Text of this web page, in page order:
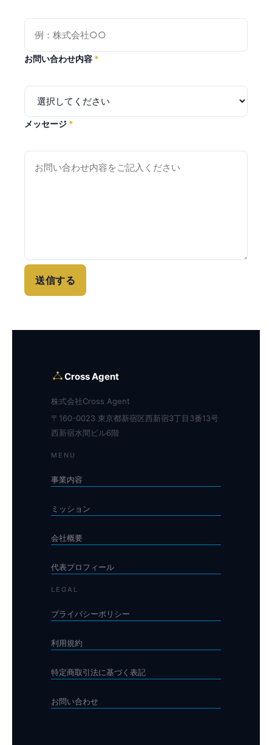
お問い合わせ内容 *
メッセージ *
送信する
Cross Agent
株式会社Cross Agent
〒160-0023 東京都新宿区西新宿3丁目3番13号
西新宿水間ビル6階
MENU
事業内容
ミッション
会社概要
代表プロフィール
LEGAL
プライバシーポリシー
利用規約
特定商取引法に基づく表記
お問い合わせ